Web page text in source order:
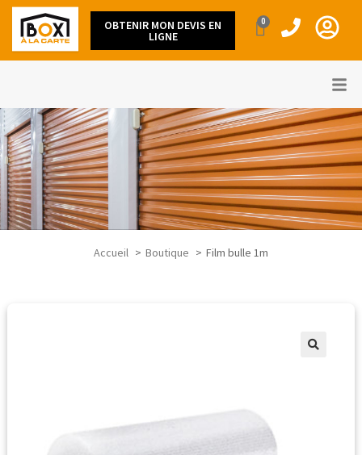
OBTENIR MON DEVIS EN
LIGNE
0
Accueil Boutique Film bulle 1m